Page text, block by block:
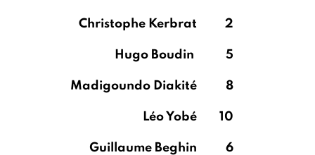
Christophe Kerbrat 2
Hugo Boudin 5
Madigoundo Diakité 8
Léo Yobé 10
Guillaume Beghin 6